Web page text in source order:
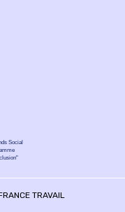
Social
TRAVAIL